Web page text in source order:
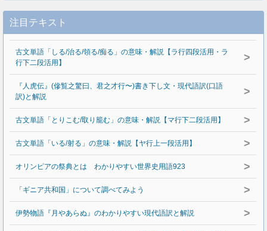
注目テキスト
古文単語「しる/治る/領る/痴る」の意味・解説【ラ行四段活用・ラ
行下二段活用】
>
『人虎伝』(傪覧之驚曰、君之才行〜)書き下し文・現代語訳(口語
訳)と解説
>
古文単語「とりこむ/取り籠む」の意味・解説【マ行下二段活用】 >
古文単語「いる/射る」の意味・解説【ヤ行上一段活用】 >
オリンピアの祭典とは わかりやすい世界史用語923 >
「ギニア共和国」について調べてみよう >
伊勢物語『月やあらぬ』のわかりやすい現代語訳と解説 >